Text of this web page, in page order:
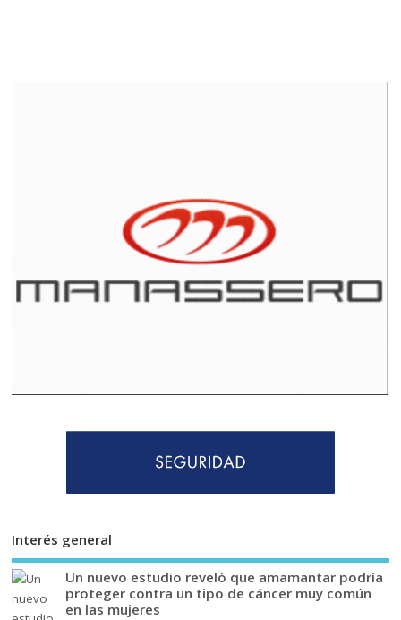
Interés general
Un nuevo estudio reveló que amamantar podría
proteger contra un tipo de cáncer muy común
en las mujeres